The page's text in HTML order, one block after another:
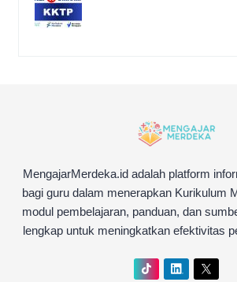
MengajarMerdeka.id adalah platform
bagi guru dalam menerapkan Kurikulum
modul pembelajaran, panduan, dan
lengkap untuk meningkatkan efektivitas